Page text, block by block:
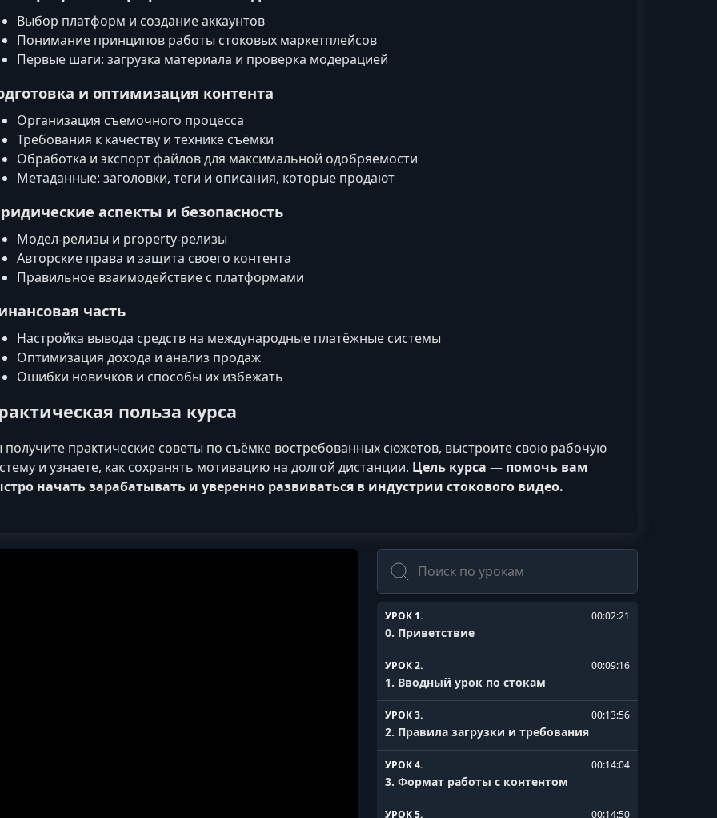
Выбор платформ и создание аккаунтов
Понимание принципов работы стоковых маркетплейсов
Первые шаги: загрузка материала и проверка модерацией
и оптимизация контента
Организация съемочного процесса
Требования к качеству и технике съёмки
Обработка и экспорт файлов для максимальной одобряемости
Метаданные: заголовки, теги и описания, которые продают
аспекты и безопасность
Модел-релизы и property-релизы
Авторские права и защита своего контента
Правильное взаимодействие с платформами
часть
Настройка вывода средств на международные платёжные системы
Оптимизация дохода и анализ продаж
Ошибки новичков и способы их избежать
польза курса
получите практические советы по съёмке востребованных сюжетов, выстроите свою рабочую
и узнаете, как сохранять мотивацию на долгой дистанции. Цель курса — помочь вам
начать зарабатывать и уверенно развиваться в индустрии стокового видео.
Поиск
УРОК 1. 00:02:21
0. Приветствие
УРОК 2. 00:09:16
1. Вводный урок по стокам
УРОК 3. 00:13:56
2. Правила загрузки и требования
УРОК 4. 00:14:04
3. Формат работы с контентом
УРОК 5. 00:14:50